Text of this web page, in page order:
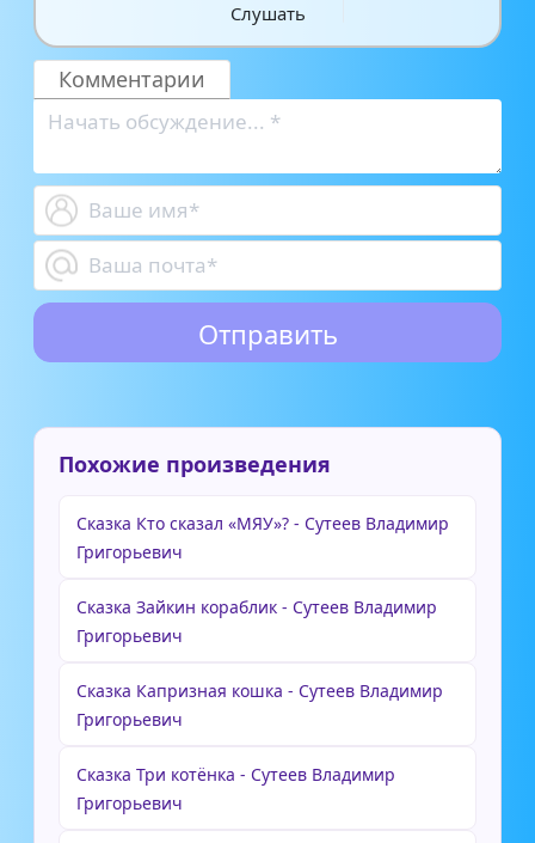
Слушать
Комментарии
Похожие произведения
Сказка Кто сказал «МЯУ»? - Сутеев Владимир
Григорьевич
Сказка Зайкин кораблик - Сутеев Владимир
Григорьевич
Сказка Капризная кошка - Сутеев Владимир
Григорьевич
Сказка Три котёнка - Сутеев Владимир
Григорьевич